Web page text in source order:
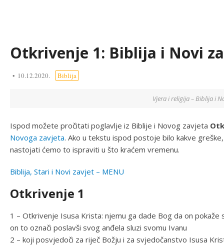
Otkrivenje 1: Biblija i Novi
10.12.2020. Biblija
Vjera i religija – Biblija i
Ispod možete pročitati poglavlje iz Biblije i Novog zavjeta
Novoga zavjeta. Ako u tekstu ispod postoje bilo kakve
nastojati ćemo to ispraviti u što kraćem vremenu.
Biblija, Stari i Novi zavjet – MENU
Otkrivenje 1
1 – Otkrivenje Isusa Krista: njemu ga dade Bog da on
on to označi poslavši svog anđela sluzi svomu Ivanu
2 – koji posvjedoči za riječ Božju i za svjedočanstvo Isusa